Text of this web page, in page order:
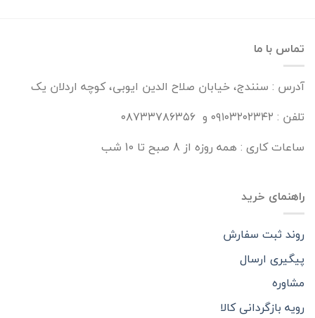
تماس با ما
آدرس : سنندج، خیابان صلاح الدین ایوبی، کوچه اردلان یک
تلفن : ۰۹۱۰۳۲۰۲۳۴۲ و ۰۸۷۳۳۷۸۶۳۵۶
ساعات کاری : همه روزه از 8 صبح تا 10 شب
راهنمای خرید
روند ثبت سفارش
پیگیری ارسال
مشاوره
رویه بازگردانی کالا